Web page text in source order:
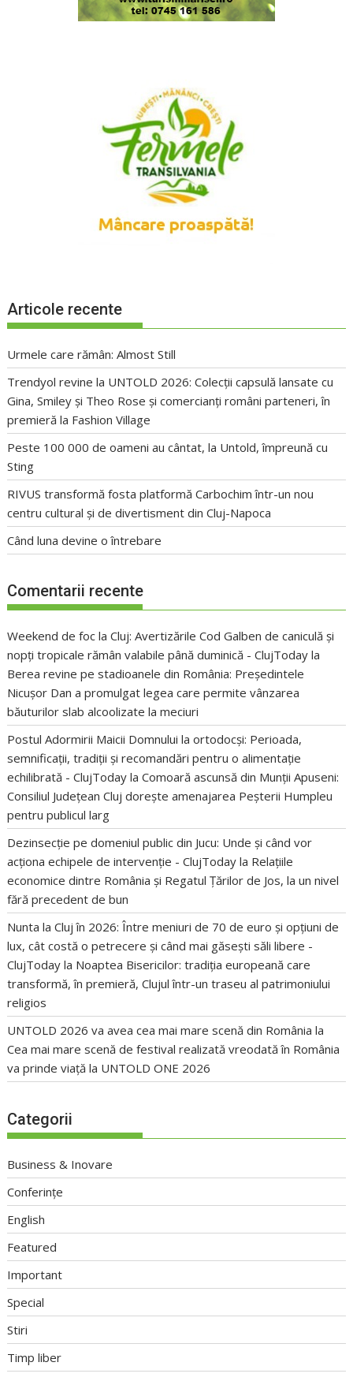
Articole recente
Urmele care rămân: Almost Still
Trendyol revine la UNTOLD 2026: Colecții capsulă lansate cu
Gina, Smiley și Theo Rose și comercianți români parteneri, în
premieră la Fashion Village
Peste 100 000 de oameni au cântat, la Untold, împreună cu
Sting
RIVUS transformă fosta platformă Carbochim într-un nou
centru cultural și de divertisment din Cluj-Napoca
Când luna devine o întrebare
Comentarii recente
Weekend de foc la Cluj: Avertizările Cod Galben de caniculă și
nopți tropicale rămân valabile până duminică - ClujToday la
Berea revine pe stadioanele din România: Președintele
Nicușor Dan a promulgat legea care permite vânzarea
băuturilor slab alcoolizate la meciuri
Postul Adormirii Maicii Domnului la ortodocși: Perioada,
semnificații, tradiții și recomandări pentru o alimentație
echilibrată - ClujToday laComoară ascunsă din Munții Apuseni:
Consiliul Județean Cluj dorește amenajarea Peșterii Humpleu
pentru publicul larg
Dezinsecție pe domeniul public din Jucu: Unde și când vor
acționa echipele de intervenție - ClujToday la Relațiile
economice dintre România și Regatul Țărilor de Jos, la un nivel
fără precedent de bun
Nunta la Cluj în 2026: Între meniuri de 70 de euro și opțiuni de
lux, cât costă o petrecere și când mai găsești săli libere -
ClujToday la Noaptea Bisericilor: tradiția europeană care
transformă, în premieră, Clujul într-un traseu al patrimoniului
religios
UNTOLD 2026 va avea cea mai mare scenă din România la
Cea mai mare scenă de festival realizată vreodată în România
va prinde viață la UNTOLD ONE 2026
Categorii
Business & Inovare
Conferințe
English
Featured
Important
Special
Stiri
Timp liber